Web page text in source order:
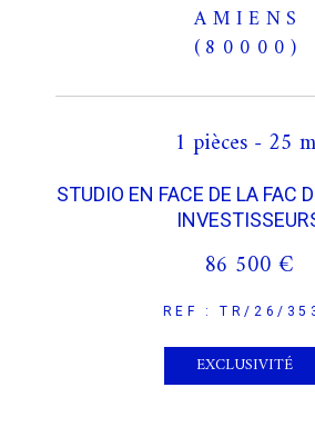
AMIENS
(80000)
1 pièces - 25
STUDIO EN FACE DE LA FAC
86 500 €
REF : TR/26/
EXCLUSIVITÉ